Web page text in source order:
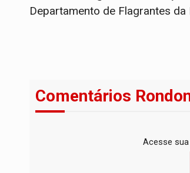
Departamento de Flagrantes da
Comentários
Acesse